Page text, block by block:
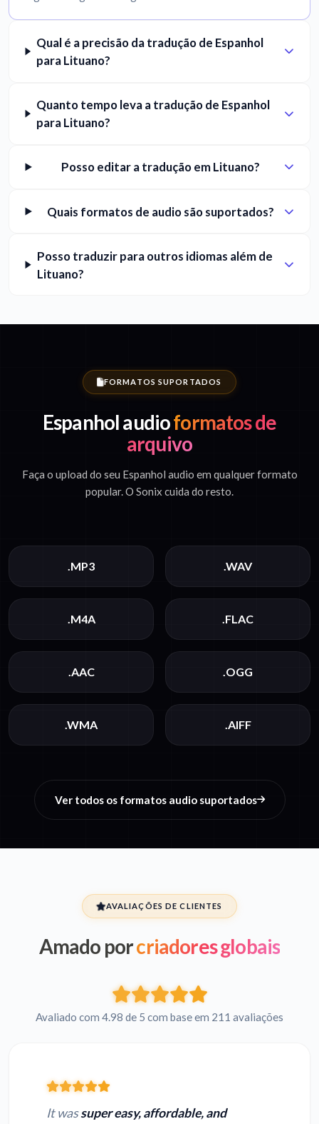
Qual é a precisão da tradução de Espanhol
para Lituano?
Quanto tempo leva a tradução de Espanhol
para Lituano?
Posso editar a tradução em Lituano?
Quais formatos de audio são suportados?
Posso traduzir para outros idiomas além de
Lituano?
FORMATOS SUPORTADOS
Espanhol audioformatos de
arquivo
Faça o upload do seu Espanhol audio em qualquer formato
popular. O Sonix cuida do resto.
.MP3 .WAV
.M4A .FLAC
.AAC .OGG
.WMA .AIFF
Ver todos os formatos audio suportados
AVALIAÇÕES DE CLIENTES
Amado porcriadores globais
Avaliado com 4.98 de 5 com base em 211 avaliações
It wassuper easy, affordable, and